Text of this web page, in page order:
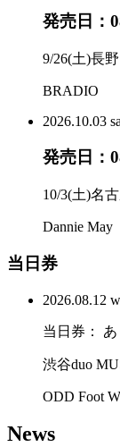
発売日：
9/26(土)長
BRADIO
2026.10.03
発売日：
10/3(土)名
Dannie May
当日券
2026.08.12
当日券： あ
渋谷duo
ODD Foot
News